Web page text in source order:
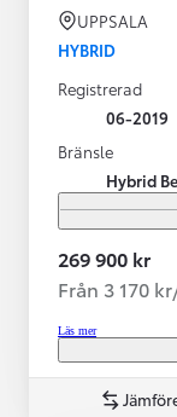
UPPSALA
HYBRID
Registrerad
06-2019
Bränsle
Hybrid
269 900 kr
Från 3 170
Läs mer